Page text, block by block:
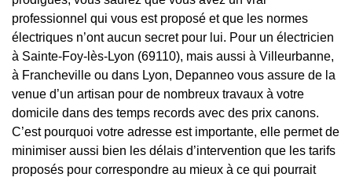
professionnel qui vous est proposé et que les normes
électriques n’ont aucun secret pour lui. Pour un électricien
à Sainte-Foy-lès-Lyon (69110), mais aussi à Villeurbanne,
à Francheville ou dans Lyon, Depanneo vous assure de la
venue d’un artisan pour de nombreux travaux à votre
domicile dans des temps records avec des prix canons.
C’est pourquoi votre adresse est importante, elle permet de
minimiser aussi bien les délais d’intervention que les tarifs
proposés pour correspondre au mieux à ce qui pourrait